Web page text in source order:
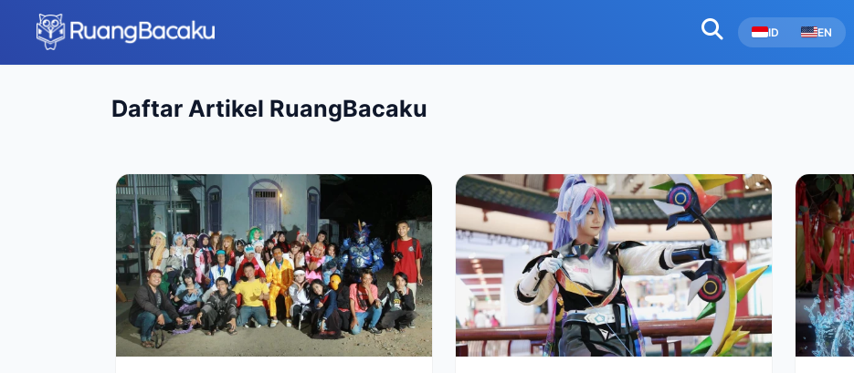
ID EN
Daftar Artikel RuangBacaku